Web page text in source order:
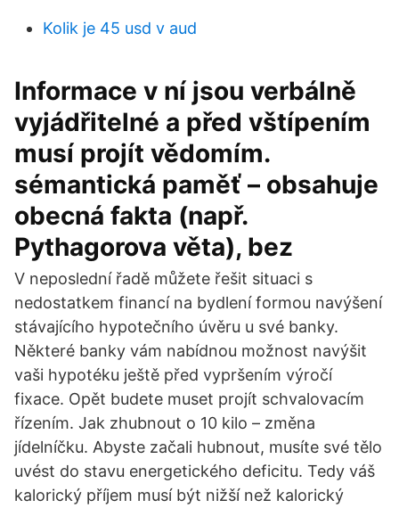
Kolik je 45 usd v aud
Informace v ní jsou verbálně
vyjádřitelné a před vštípením
musí projít vědomím.
sémantická paměť – obsahuje
obecná fakta (např.
Pythagorova věta), bez
V neposlední řadě můžete řešit situaci s
nedostatkem financí na bydlení formou navýšení
stávajícího hypotečního úvěru u své banky.
Některé banky vám nabídnou možnost navýšit
vaši hypotéku ještě před vypršením výročí
fixace. Opět budete muset projít schvalovacím
řízením. Jak zhubnout o 10 kilo – změna
jídelníčku. Abyste začali hubnout, musíte své tělo
uvést do stavu energetického deficitu. Tedy váš
kalorický příjem musí být nižší než kalorický